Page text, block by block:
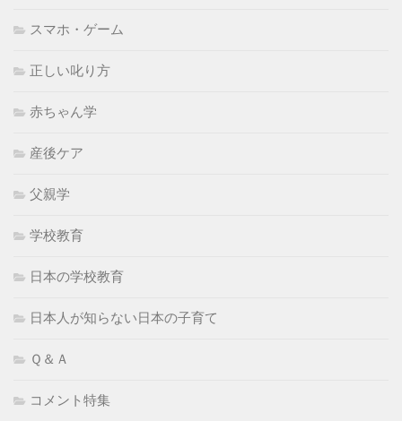
スマホ・ゲーム
正しい叱り方
赤ちゃん学
産後ケア
父親学
学校教育
日本の学校教育
日本人が知らない日本の子育て
Ｑ＆Ａ
コメント特集